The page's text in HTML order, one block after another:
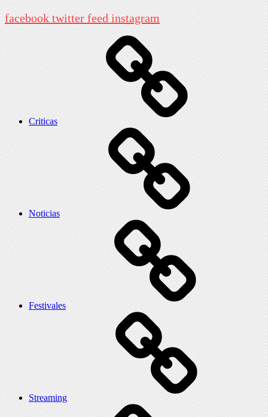
facebook twitter feed instagram
Criticas
Noticias
Festivales
Streaming